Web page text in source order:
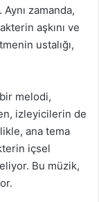
zamanda,
aşkını ve
ustalığı,
melodi,
izleyicilerin de
ana tema
içsel
Bu müzik,